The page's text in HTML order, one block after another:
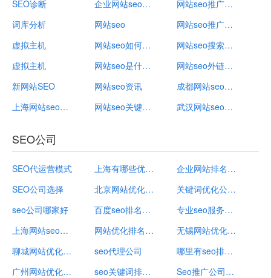
SEO诊断
词库分析
虚拟主机
虚拟主机
新网站SEO
上海网站seo公司
企业网站seo怎么做好
网站seo
网站seo如何做好
网站seo是什么意思
网站seo资讯
网站seo关键词优化排名
网站seo推广推荐怎么写
网站seo推广哪个好
网站seo搜索优化方法
网站seo外链平台
成都网站seo性价比高
武汉网站seo推广
SEO公司
SEO代运营模式
SEO公司选择
seo公司哪家好
上海网站seo公司
聊城网站优化公司
广州网站优化公司招聘
上海有哪些优化网站推广公司
北京网站优化公司哪家好wyhseo
百度seo排名公司
网站优化排名公司
seo代理公司
seo关键词排名优化专业公司
企业网站排名优化公司
关键词优化公司推荐
专业seo服务公司有哪些
无锡网站优化公司招聘
哪里有seo排名优化公司
Seo推广公司创始人背景介绍